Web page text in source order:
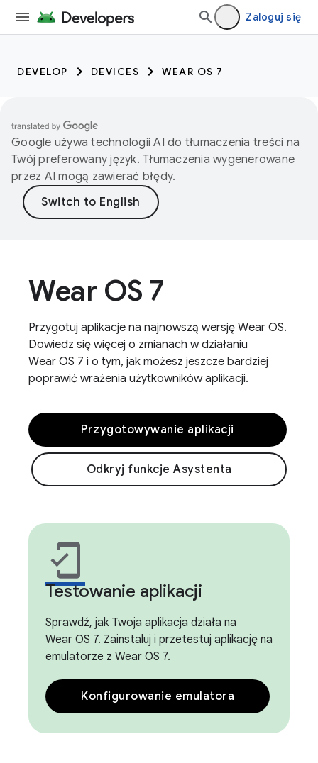
Zaloguj się
DEVELOP DEVICES WEAR OS 7
Google używa technologii AI do tłumaczenia treści na
Twój preferowany język. Tłumaczenia wygenerowane
przez AI mogą zawierać błędy.
Wear OS 7
Przygotuj aplikacje na najnowszą wersję Wear OS.
Dowiedz się więcej o zmianach w działaniu
Wear OS 7 i o tym, jak możesz jeszcze bardziej
poprawić wrażenia użytkowników aplikacji.
Przygotowywanie aplikacji
Odkryj funkcje Asystenta
mobile_friendly
Testowanie aplikacji
Sprawdź, jak Twoja aplikacja działa na
Wear OS 7. Zainstaluj i przetestuj aplikację na
emulatorze z Wear OS 7.
Konfigurowanie emulatora